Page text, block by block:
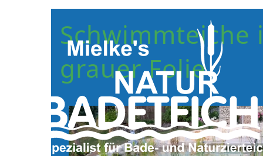
grauer Folie